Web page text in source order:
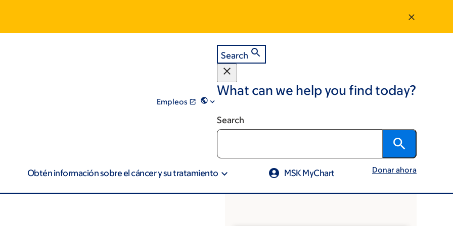
Empleos
Search
What can we help you find today?
Search
Obtén información sobre el cáncer y su tratamiento MSK MyChart Donar ahora